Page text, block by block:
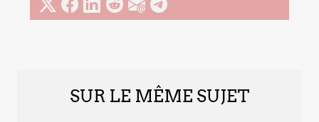
SUR LE MÊME SUJET